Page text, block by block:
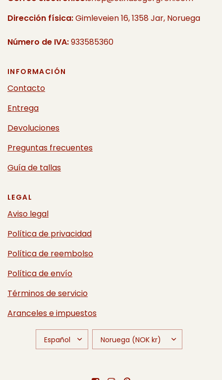
Dirección física:Gimleveien 16, 1358 Jar, Noruega
Número de IVA:933585360
INFORMACIÓN
Contacto
Entrega
Devoluciones
Preguntas frecuentes
Guía de tallas
LEGAL
Aviso legal
Política de privacidad
Política de reembolso
Política de envío
Términos de servicio
Aranceles e impuestos
ACTUALIZAR
PAÍS/REGIÓN
ACTUALIZAR
PAÍS/REGIÓN